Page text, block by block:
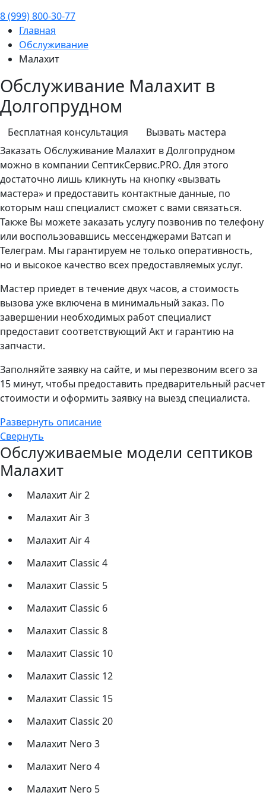
8 (999) 800-30-77
Главная
Обслуживание
Малахит
Обслуживание Малахит в
Долгопрудном
Бесплатная консультация
Вызвать мастера
Заказать Обслуживание Малахит в Долгопрудном
можно в компании СептикСервис.PRO. Для этого
достаточно лишь кликнуть на кнопку «вызвать
мастера» и предоставить контактные данные, по
которым наш специалист сможет с вами связаться.
Также Вы можете заказать услугу позвонив по телефону
или воспользовавшись мессенджерами Ватсап и
Телеграм. Мы гарантируем не только оперативность,
но и высокое качество всех предоставляемых услуг.
Мастер приедет в течение двух часов, а стоимость
вызова уже включена в минимальный заказ. По
завершении необходимых работ специалист
предоставит соответствующий Акт и гарантию на
запчасти.
Заполняйте заявку на сайте, и мы перезвоним всего за
15 минут, чтобы предоставить предварительный расчет
стоимости и оформить заявку на выезд специалиста.
Развернуть описание
Свернуть
Обслуживаемые модели септиков
Малахит
Малахит Air 2
Малахит Air 3
Малахит Air 4
Малахит Classic 4
Малахит Classic 5
Малахит Classic 6
Малахит Classic 8
Малахит Classic 10
Малахит Classic 12
Малахит Classic 15
Малахит Classic 20
Малахит Nero 3
Малахит Nero 4
Малахит Nero 5